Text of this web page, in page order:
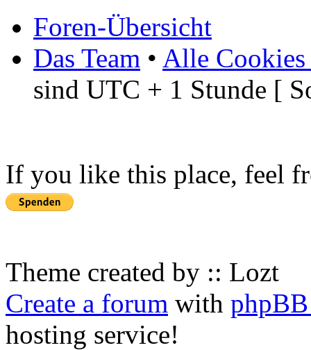
Foren-Übersicht
Das Team • Alle Cookies
sind UTC + 1 Stunde [
If you like this place, feel
Theme created by :: Lozt
Create a forum with
hosting service!